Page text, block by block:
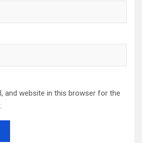
and website in this browser for the